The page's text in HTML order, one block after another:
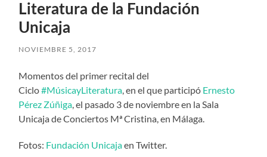
Literatura de la Fundación
Unicaja
NOVIEMBRE 5, 2017
Momentos del primer recital del
Ciclo#MúsicayLiteratura, en el que participó Ernesto
Pérez Zúñiga, el pasado 3 de noviembre en la Sala
Unicaja de Conciertos Mª Cristina, en Málaga.
Fotos: Fundación Unicajaen Twitter.